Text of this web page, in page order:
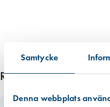
Samtycke
Denna webbplats
Relaterade produkter